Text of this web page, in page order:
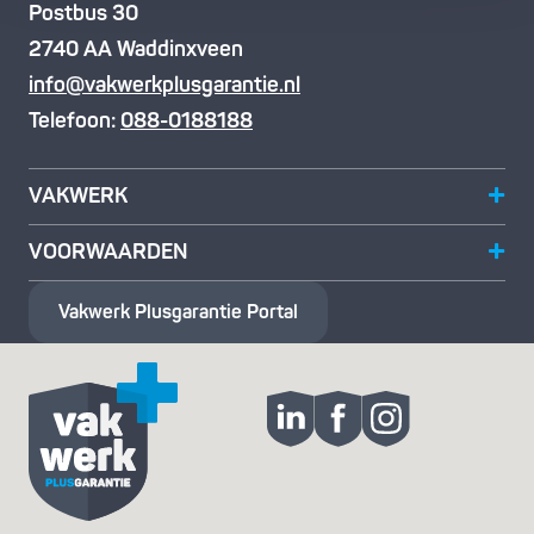
Postbus 30
2740 AA Waddinxveen
info@vakwerkplusgarantie.nl
Telefoon: 088-0188188
VAKWERK
VOORWAARDEN
Vakwerk Plusgarantie Portal